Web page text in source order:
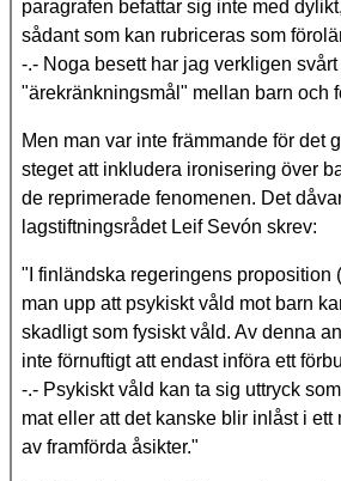
paragrafen befattar sig inte med
sådant som kan rubriceras som
-.- Noga besett har jag verkligen
"ärekränkningsmål" mellan barn och
Men man var inte främmande för det
steget att inkludera ironisering över
de reprimerade fenomenen. Det
lagstiftningsrådet Leif Sevón skrev:
"I finländska regeringens proposition
man upp att psykiskt våld mot barn
skadligt som fysiskt våld. Av denna
inte förnuftigt att endast införa ett
-.- Psykiskt våld kan ta sig uttryck
mat eller att det kanske blir inlåst i ett
av framförda åsikter."